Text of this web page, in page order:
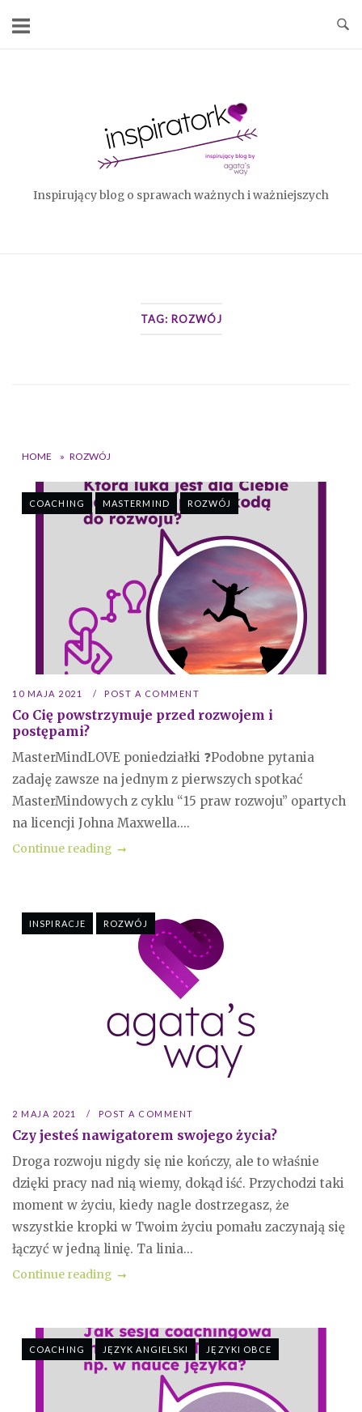
Inspirujący blog o sprawach ważnych i ważniejszych
TAG: ROZWÓJ
HOME » ROZWÓJ
COACHING MASTERMIND ROZWÓJ
10 MAJA 2021 POST A COMMENT
Co Cię powstrzymuje przed rozwojem i
postępami?
MasterMindLOVE poniedziałki ❓Podobne pytania
zadaję zawsze na jednym z pierwszych spotkać
MasterMindowych z cyklu “15 praw rozwoju” opartych
na licencji Johna Maxwella....
Continue reading
INSPIRACJE ROZWÓJ
2 MAJA 2021 POST A COMMENT
Czy jesteś nawigatorem swojego życia?
Droga rozwoju nigdy się nie kończy, ale to właśnie
dzięki pracy nad nią wiemy, dokąd iść. Przychodzi taki
moment w życiu, kiedy nagle dostrzegasz, że
wszystkie kropki w Twoim życiu pomału zaczynają się
łączyć w jedną linię. Ta linia...
Continue reading
COACHING JĘZYK ANGIELSKI JĘZYKI OBCE